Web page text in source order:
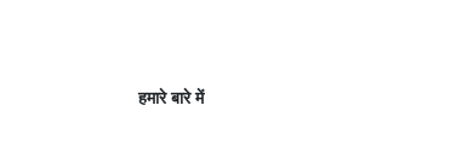
हमारे बारे में